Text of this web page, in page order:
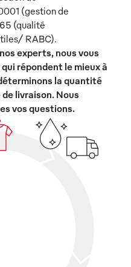
(gestion de
(qualité
RABC).
experts, nous vous
répondent le mieux à
la quantité
livraison. Nous
vos questions.